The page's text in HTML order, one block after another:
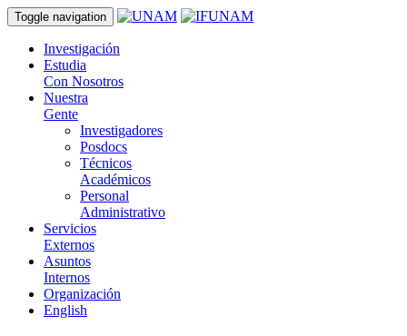
Toggle navigation
Investigación
Estudia
Con Nosotros
Nuestra
Gente
Investigadores
Posdocs
Técnicos
Académicos
Personal
Administrativo
Servicios
Externos
Asuntos
Internos
Organización
English